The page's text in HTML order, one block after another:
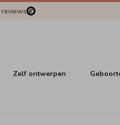
reviews
Zelf ontwerpen